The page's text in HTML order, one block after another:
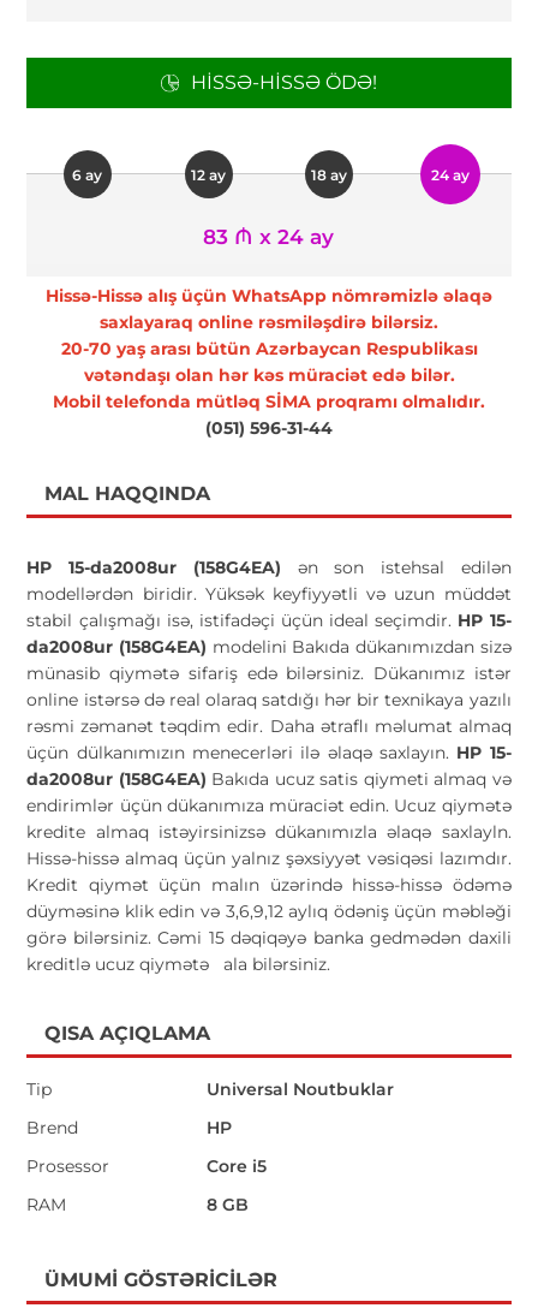
HISSƏ-HISSƏ ÖDƏ!
6 ay 12 ay 18 ay 24 ay
83 ₼ x 24 ay
Hissə-Hissə alış üçün WhatsApp nömrəmizlə əlaqə
saxlayaraq online rəsmiləşdirə bilərsiz.
20-70 yaş arası bütün Azərbaycan Respublikası
vətəndaşı olan hər kəs müraciət edə bilər.
Mobil telefonda mütləq SİMA proqramı olmalıdır.
(051) 596-31-44
MAL HAQQINDA
HP 15-da2008ur (158G4EA) ən son istehsal edilən
modellərdən biridir. Yüksək keyfiyyətli və uzun müddət
stabil çalışmağı isə, istifadəçi üçün ideal seçimdir. HP 15-
da2008ur (158G4EA) modelini Bakıda dükanımızdan sizə
münasib qiymətə sifariş edə bilərsiniz. Dükanımız istər
online istərsə də real olaraq satdığı hər bir texnikaya yazılı
rəsmi zəmanət təqdim edir. Daha ətraflı məlumat almaq
üçün dülkanımızın menecerləri ilə əlaqə saxlayın. HP 15-
da2008ur (158G4EA) Bakıda ucuz satis qiymeti almaq və
endirimlər üçün dükanımıza müraciət edin. Ucuz qiymətə
kredite almaq istəyirsinizsə dükanımızla əlaqə saxlayln.
Hissə-hissə almaq üçün yalnız şəxsiyyət vəsiqəsi lazımdır.
Kredit qiymət üçün malın üzərində hissə-hissə ödəmə
düyməsinə klik edin və 3,6,9,12 aylıq ödəniş üçün məbləği
görə bilərsiniz. Cəmi 15 dəqiqəyə banka gedmədən daxili
kreditlə ucuz qiymətə
ala bilərsiniz.
QISA AÇIQLAMA
Tip
Universal Noutbuklar
Brend
HP
Prosessor
Core i5
RAM
8 GB
ÜMUMI GÖSTƏRICILƏR